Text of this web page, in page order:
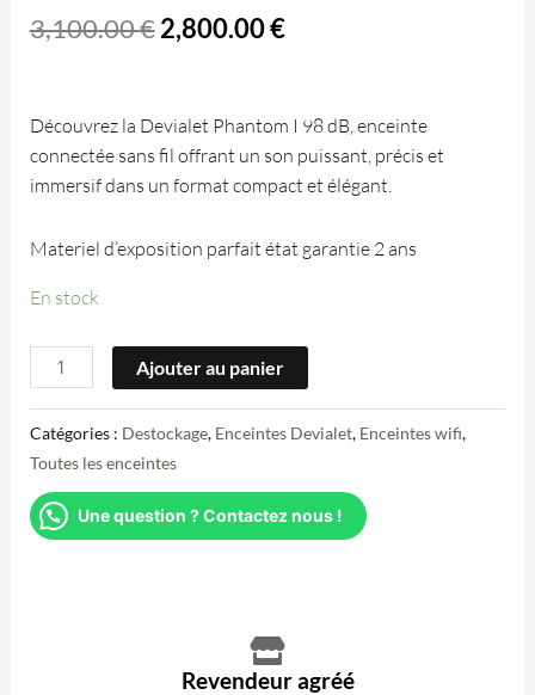
3,100.00€2,800.00€
Découvrez la Devialet Phantom I 98 dB, enceinte
connectée sans fil offrant un son puissant, précis et
immersif dans un format compact et élégant.
Materiel d’exposition parfait état garantie 2 ans
En stock
Ajouter au panier
Catégories : Destockage, Enceintes Devialet, Enceintes wifi,
Toutes les enceintes
Une question ? Contactez nous !
Revendeur agréé